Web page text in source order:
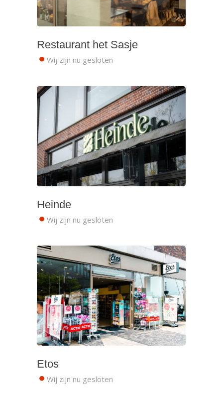
Restaurant het Sasje
Wij zijn nu gesloten
Heinde
Wij zijn nu gesloten
Etos
Wij zijn nu gesloten